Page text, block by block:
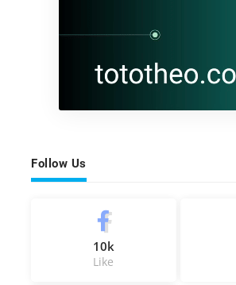
Follow Us
10k
Like